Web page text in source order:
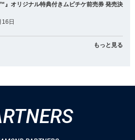
』オリジナル特典付きムビチケ前売券 発売決
日
もっと見る